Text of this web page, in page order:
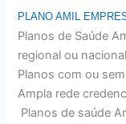
PLANO AMIL
Planos de Saúde
regional ou
Planos com ou
Ampla rede
Planos de saúde